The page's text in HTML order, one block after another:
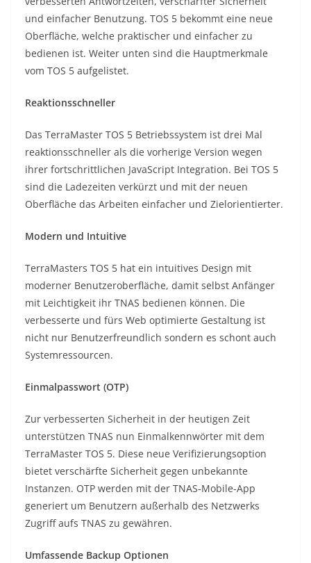
und einfacher Benutzung. TOS 5 bekommt eine neue
Oberfläche, welche praktischer und einfacher zu
bedienen ist. Weiter unten sind die Hauptmerkmale
vom TOS 5 aufgelistet.
Reaktionsschneller
Das TerraMaster TOS 5 Betriebssystem ist drei Mal
reaktionsschneller als die vorherige Version wegen
ihrer fortschrittlichen JavaScript Integration. Bei TOS 5
sind die Ladezeiten verkürzt und mit der neuen
Oberfläche das Arbeiten einfacher und Zielorientierter.
Modern und Intuitive
TerraMasters TOS 5 hat ein intuitives Design mit
moderner Benutzeroberfläche, damit selbst Anfänger
mit Leichtigkeit ihr TNAS bedienen können. Die
verbesserte und fürs Web optimierte Gestaltung ist
nicht nur Benutzerfreundlich sondern es schont auch
Systemressourcen.
Einmalpasswort (OTP)
Zur verbesserten Sicherheit in der heutigen Zeit
unterstützen TNAS nun Einmalkennwörter mit dem
TerraMaster TOS 5. Diese neue Verifizierungsoption
bietet verschärfte Sicherheit gegen unbekannte
Instanzen. OTP werden mit der TNAS-Mobile-App
generiert um Benutzern außerhalb des Netzwerks
Zugriff aufs TNAS zu gewähren.
Umfassende Backup Optionen